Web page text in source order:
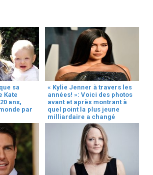
sa
Kate
ans,
par
« Kylie Jenner à travers les
années! »: Voici des photos
avant et après montrant à
quel point la plus jeune
milliardaire a changé